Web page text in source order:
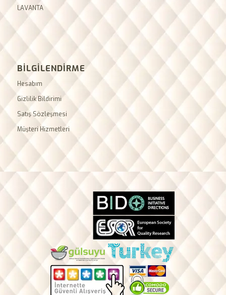
LAVANTA
BİLGİLENDİRME
Hesabım
Gizlilik Bildirimi
Satış Sözleşmesi
Müşteri Hizmetleri